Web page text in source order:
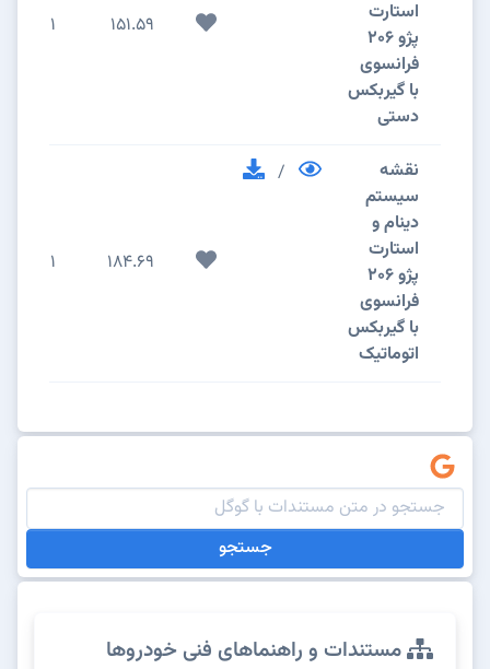
استارت
پژو 206
فرانسوی
با گیربکس
دستی
151.59
1
نقشه
سیستم
دینام و
استارت
پژو 206
فرانسوی
با گیربکس
اتوماتیک
/
184.69
1
جستجو
مستندات و راهنماهای فنی خودروها